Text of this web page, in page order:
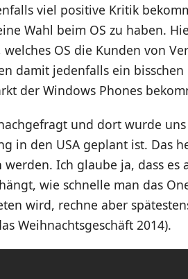
viel positive Kritik
Wahl beim OS zu haben.
OS die Kunden von
damit jedenfalls ein bisschen
der Windows Phones
und dort wurde uns
in den USA geplant ist. Das
Ich glaube ja, dass es
wie schnelle man das
wird, rechne aber
Weihnachtsgeschäft 2014).